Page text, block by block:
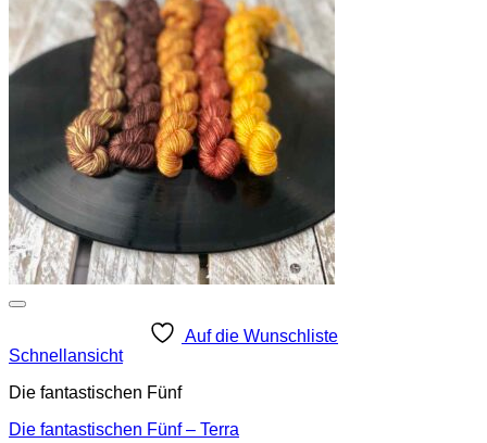
Auf die Wunschliste
Schnellansicht
Die fantastischen Fünf
Die fantastischen Fünf – Terra